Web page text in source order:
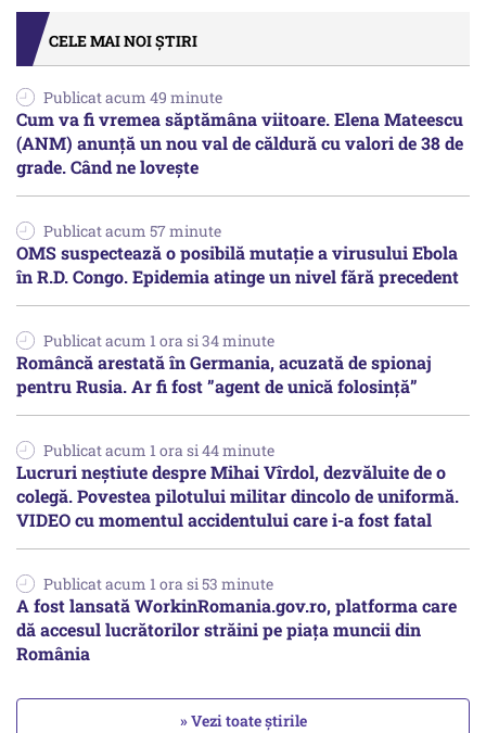
CELE MAI NOI ȘTIRI
Publicat acum 49 minute
Cum va fi vremea săptămâna viitoare. Elena Mateescu
(ANM) anunță un nou val de căldură cu valori de 38 de
grade. Când ne lovește
Publicat acum 57 minute
OMS suspectează o posibilă mutație a virusului Ebola
în R.D. Congo. Epidemia atinge un nivel fără precedent
Publicat acum 1 ora si 34 minute
Româncă arestată în Germania, acuzată de spionaj
pentru Rusia. Ar fi fost ”agent de unică folosință”
Publicat acum 1 ora si 44 minute
Lucruri neștiute despre Mihai Vîrdol, dezvăluite de o
colegă. Povestea pilotului militar dincolo de uniformă.
VIDEO cu momentul accidentului care i-a fost fatal
Publicat acum 1 ora si 53 minute
A fost lansată WorkinRomania.gov.ro, platforma care
dă accesul lucrătorilor străini pe piața muncii din
România
» Vezi toate știrile